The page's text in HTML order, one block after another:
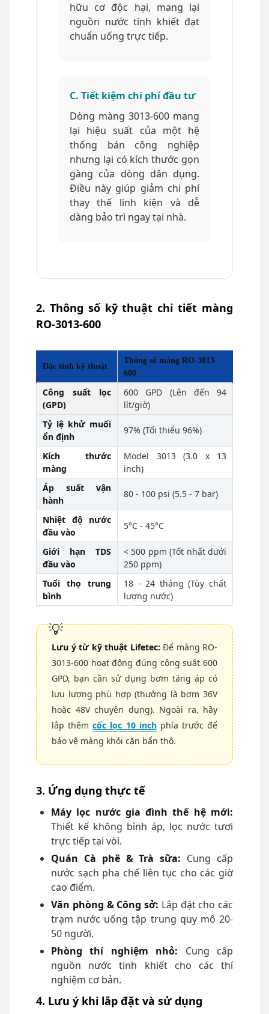
hữu cơ độc hại, mang lại
nguồn nước tinh khiết đạt
chuẩn uống trực tiếp.
C. Tiết kiệm chi phí đầu tư
Dòng màng 3013-600 mang
lại hiệu suất của một hệ
thống bán công nghiệp
nhưng lại có kích thước gọn
gàng của dòng dân dụng.
Điều này giúp giảm chi phí
thay thế linh kiện và dễ
dàng bảo trì ngay tại nhà.
2. Thông số kỹ thuật chi tiết màng
RO-3013-600
Đặc tính kỹ thuật
Thông số màng RO-3013-
600
Công suất lọc
(GPD)
600 GPD (Lên đến 94
lít/giờ)
Tỷ lệ khử muối
ổn định
97% (Tối thiểu 96%)
Kích thước
màng
Model 3013 (3.0 x 13
inch)
Áp suất vận
hành
80 - 100 psi (5.5 - 7 bar)
Nhiệt độ nước
đầu vào
5°C - 45°C
Giới hạn TDS
đầu vào
< 500 ppm (Tốt nhất dưới
250 ppm)
Tuổi thọ trung
bình
18 - 24 tháng (Tùy chất
lượng nước)
Lưu ý từ kỹ thuật Lifetec: Để màng RO-
3013-600 hoạt động đúng công suất 600
GPD, bạn cần sử dụng bơm tăng áp có
lưu lượng phù hợp (thường là bơm 36V
hoặc 48V chuyên dụng). Ngoài ra, hãy
lắp thêmcốc lọc 10 inchphía trước để
bảo vệ màng khỏi cặn bẩn thô.
3. Ứng dụng thực tế
Máy lọc nước gia đình thế hệ mới:
Thiết kế không bình áp, lọc nước tươi
trực tiếp tại vòi.
Quán Cà phê & Trà sữa: Cung cấp
nước sạch pha chế liên tục cho các giờ
cao điểm.
Văn phòng & Công sở: Lắp đặt cho các
trạm nước uống tập trung quy mô 20-
50 người.
Phòng thí nghiệm nhỏ: Cung cấp
nguồn nước tinh khiết cho các thí
nghiệm cơ bản.
4. Lưu ý khi lắp đặt và sử dụng